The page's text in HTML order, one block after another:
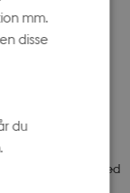
synlig i
en total
der igen rig mulighed
mm.
disse
du